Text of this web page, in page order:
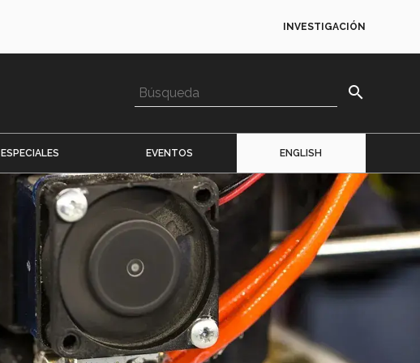
INVESTIGACIÓN
search
ESPECIALES EVENTOS ENGLISH